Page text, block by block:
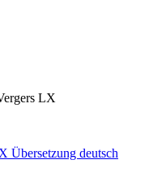
LX
Übersetzung deutsch